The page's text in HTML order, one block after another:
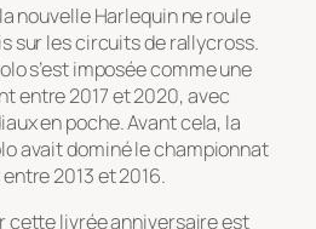
nouvelle Harlequin ne roule
sur les circuits de rallycross.
s’est imposée comme une
entre 2017 et 2020, avec
en poche. Avant cela, la
avait dominé le championnat
2013 et 2016.
cette livrée anniversaire est